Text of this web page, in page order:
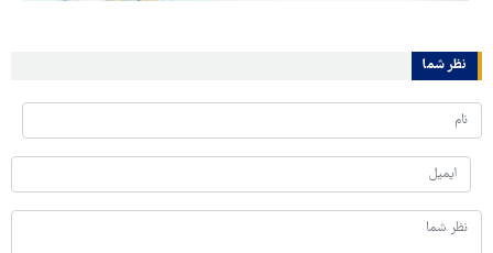
نظر شما